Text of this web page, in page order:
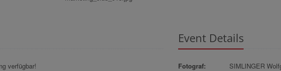
verfügbar!
Event Details
Fotograf:
SIMLINGER